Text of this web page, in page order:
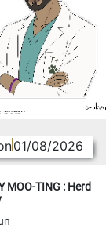
01/08/2026
MOO-TING : Herd